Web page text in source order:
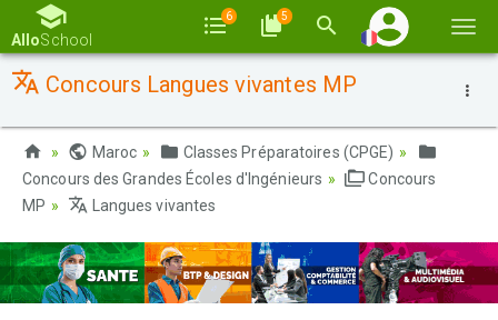
la
AlloSchool
6 5
Concours Langues vivantes MP
Maroc
Classes Préparatoires (CPGE)
Concours des Grandes Écoles d'Ingénieurs
Concours
MP
Langues vivantes